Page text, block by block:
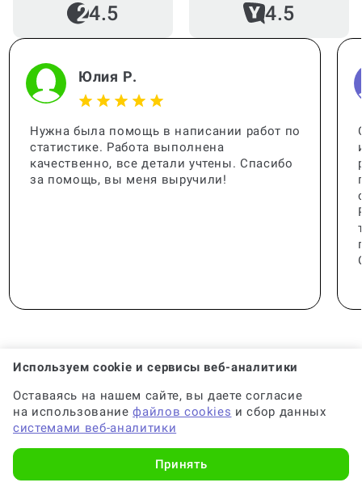
Когда и как нужно оплачивать
заказ?
4.5 4.5
Юлия Р.
Нужна была помощь в написании работ по
статистике. Работа выполнена
качественно, все детали учтены. Спасибо
за помощь, вы меня выручили!
🟢 Консультант: Специалист с опытом
🟢 Гарантия на консультацию:
Используем cookie и сервисы веб-аналитики
Оставаясь на нашем сайте, вы даете согласие
на использованиефайлов cookies и сбор данных
системами веб-аналитики
Принять